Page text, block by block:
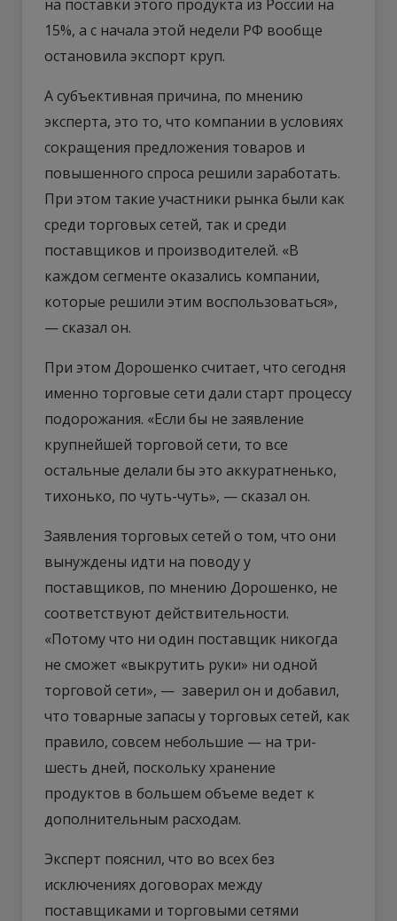
на поставки этого продукта из России на
15%, а с начала этой недели РФ вообще
остановила экспорт круп.
А субъективная причина, по мнению
эксперта, это то, что компании в условиях
сокращения предложения товаров и
повышенного спроса решили заработать.
При этом такие участники рынка были как
среди торговых сетей, так и среди
поставщиков и производителей. «В
каждом сегменте оказались компании,
которые решили этим воспользоваться»,
— сказал он.
При этом Дорошенко считает, что сегодня
именно торговые сети дали старт процессу
подорожания. «Если бы не заявление
крупнейшей торговой сети, то все
остальные делали бы это аккуратненько,
тихонько, по чуть-чуть», — сказал он.
Заявления торговых сетей о том, что они
вынуждены идти на поводу у
поставщиков, по мнению Дорошенко, не
соответствуют действительности.
«Потому что ни один поставщик никогда
не сможет «выкрутить руки» ни одной
торговой сети», — заверил он и добавил,
что товарные запасы у торговых сетей, как
правило, совсем небольшие — на три-
шесть дней, поскольку хранение
продуктов в большем объеме ведет к
дополнительным расходам.
Эксперт пояснил, что во всех без
исключениях договорах между
поставщиками и торговыми сетями